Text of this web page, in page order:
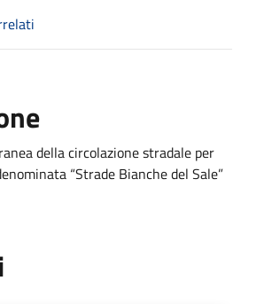
della circolazione stradale per
“Strade Bianche del Sale”